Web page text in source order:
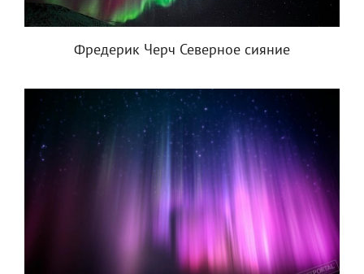
Фредерик Черч Северное сияние